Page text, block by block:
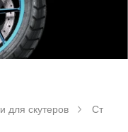
для скутеров